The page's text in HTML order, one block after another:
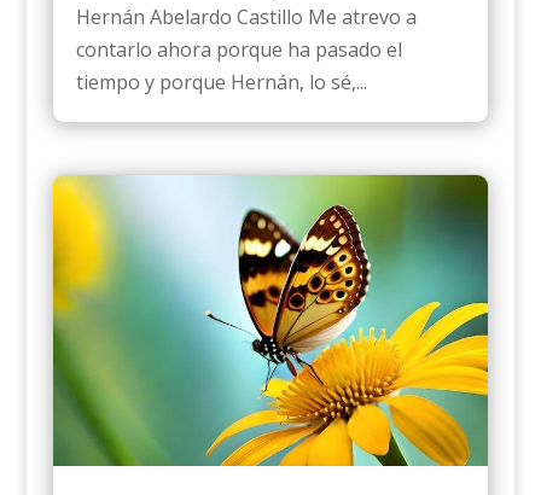
Hernán Abelardo Castillo Me atrevo a
contarlo ahora porque ha pasado el
tiempo y porque Hernán, lo sé,...